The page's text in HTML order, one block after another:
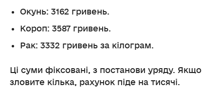
Окунь: 3162 гривень.
Короп: 3587 гривень.
Рак: 3332 гривень за кілограм.
Ці суми фіксовані, з постанови уряду. Якщо
зловите кілька, рахунок піде на тисячі.